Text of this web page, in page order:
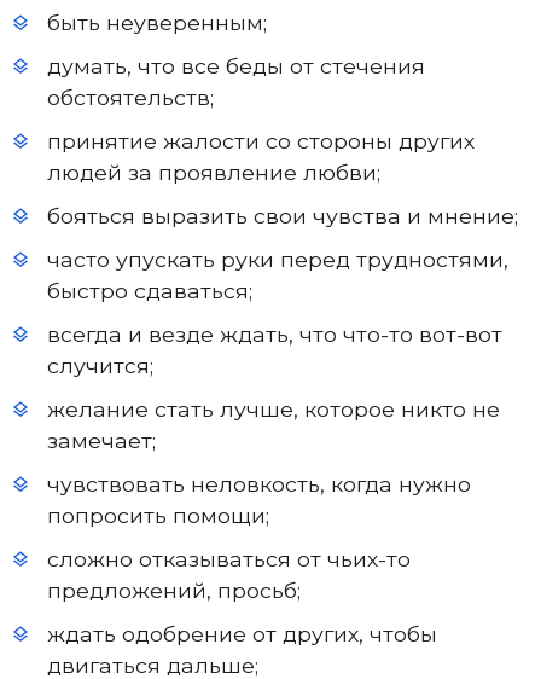
быть неуверенным;
думать, что все беды от стечения
обстоятельств;
принятие жалости со стороны других
людей за проявление любви;
бояться выразить свои чувства и мнение;
часто упускать руки перед трудностями,
быстро сдаваться;
всегда и везде ждать, что что-то вот-вот
случится;
желание стать лучше, которое никто не
замечает;
чувствовать неловкость, когда нужно
попросить помощи;
сложно отказываться от чьих-то
предложений, просьб;
ждать одобрение от других, чтобы
двигаться дальше;